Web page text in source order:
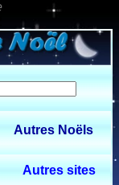
Autres Noëls
Autres sites